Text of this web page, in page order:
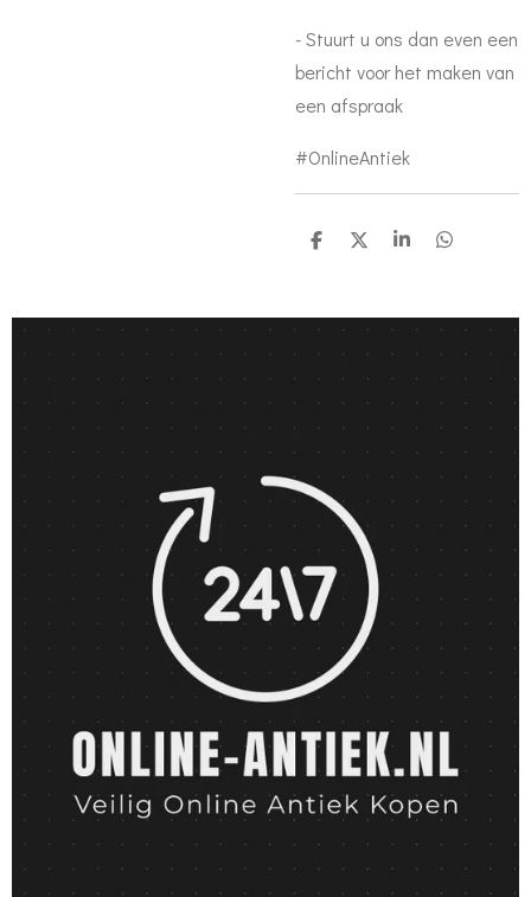
- Stuurt u ons dan even een
bericht voor het maken van
een afspraak
#OnlineAntiek
S
e
S
e
S
e
S
e